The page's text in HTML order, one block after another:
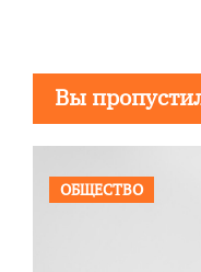
Вы
ОБЩЕСТВО